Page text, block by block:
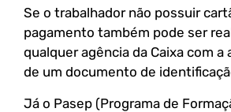
Se o trabalhador não possuir
pagamento também pode ser
qualquer agência da Caixa com a
de um documento de
Já o Pasep (Programa de